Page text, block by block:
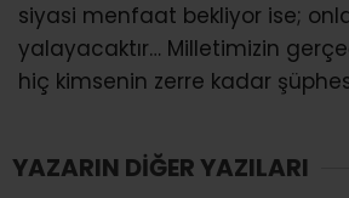
siyasi menfaat bekliyor ise;
yalayacaktır… Milletimizin
hiç kimsenin zerre kadar
YAZARIN DİĞER YAZILARI